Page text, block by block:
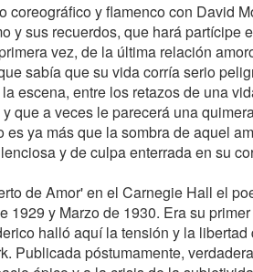
coreográfico y flamenco con David
y sus recuerdos, que hará partícipe
vez, de la última relación
sabía que su vida corría serio
escena, entre los retazos de una
que a veces le parecerá una
ya más que la sombra de aquel
y de culpa enterrada en su
de Amor' en el Carnegie Hall el
1929 y Marzo de 1930. Era su
halló aquí la tensión y la
Publicada póstumamente,